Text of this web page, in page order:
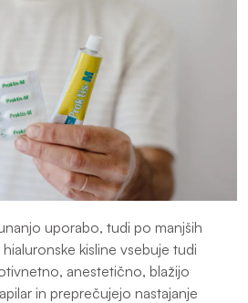
uporabo, tudi po manjših
kisline vsebuje tudi
anestetično, blažijo
in preprečujejo nastajanje